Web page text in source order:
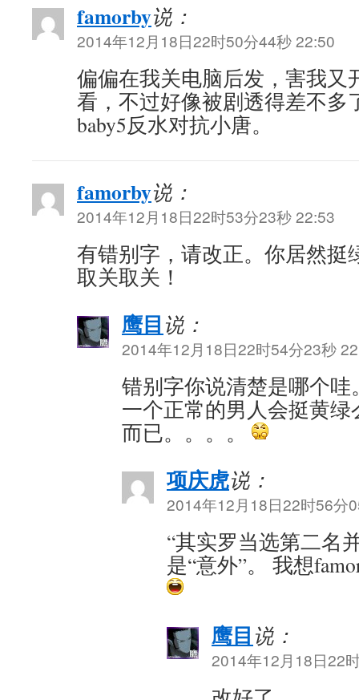
famorby说：
2014年12月18日22时50分44秒 22:50
偏偏在我关电脑后发，害我又
看，不过好像被剧透得差不多
baby5反水对抗小唐。
famorby说：
2014年12月18日22时53分23秒 22:53
有错别字，请改正。你居然挺
取关取关！
鹰目 说：
2014年12月18日22时54分23秒
错别字你说清楚是哪个
一个正常的男人会挺黄
而已。。。。
项庆虎说：
2014年12月18日22时56分
“其实罗当选第二名
是“意外”。 我想
鹰目 说：
2014年12月18日22